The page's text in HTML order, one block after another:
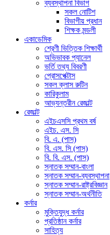
ব্যবস্থাপনা বিভাগ
সকল নোটিশ
বিভাগীয় প্রধান
শিক্ষক মন্ডলী
একাডেমিক
শ্রেণী ভিত্তিক শিক্ষার্থী
অভিভাবক প্যানেল
ভর্তি তথ্য বিবরণী
প্রোসপেক্টাস
সকল ক্লাস রুটিন
কারিকুলাম
আভ্যন্তরীন রেজাল্ট
রেজাল্ট
এইচএসসি প্রথম বর্ষ
এইচ. এস. সি
বি. এ. (পাস)
বি. এস. সি (পাস)
বি. বি. এস. (পাস)
স্নাতক সম্মান-বাংলা
স্নাতক সম্মান-ব্যবস্থাপনা
স্নাতক সম্মান-রাষ্ট্রবিজ্ঞান
স্নাতক সম্মান-অর্থনীতি
কর্নার
মুক্তিযুদ্ধ কর্নার
প্রতিষ্ঠান কর্নার
সাহিত্য